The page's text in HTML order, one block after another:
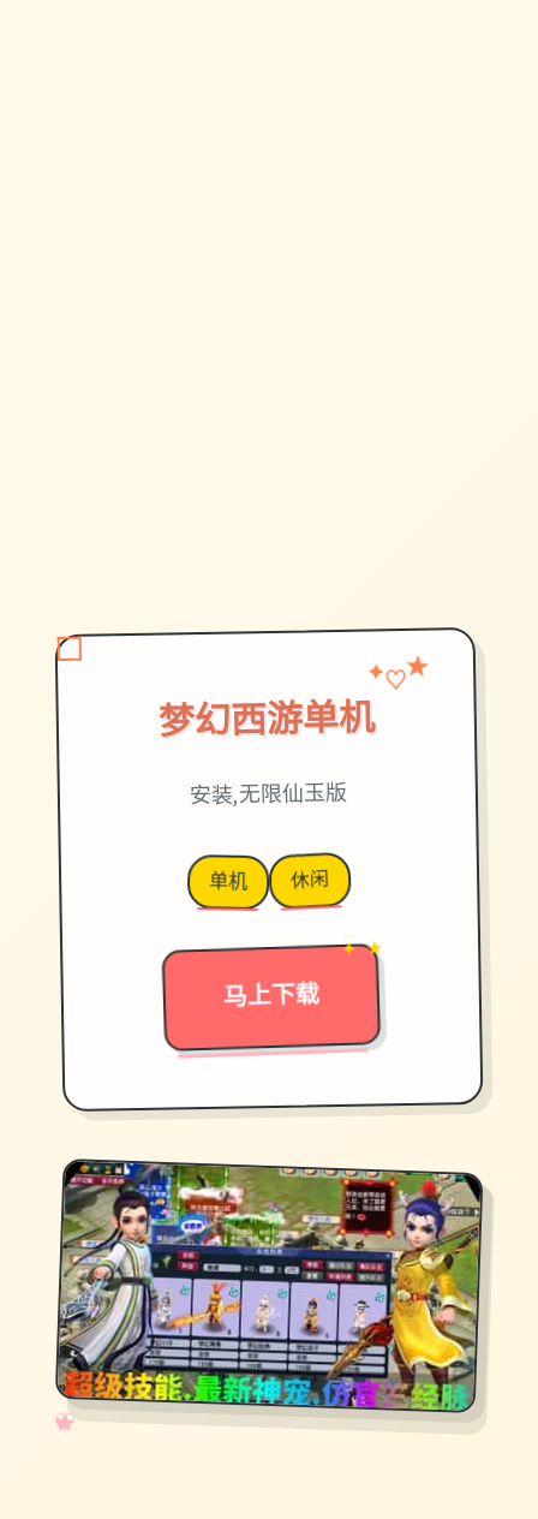
梦幻西游单机
✦♡★
安装,无限仙玉版
单机 休闲
马上下载
→
✦ ★
✧
♡
★
♥